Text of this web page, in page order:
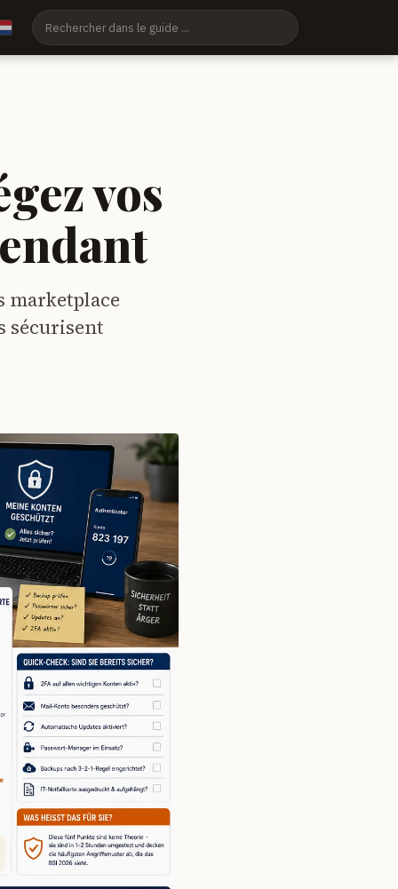
vos
marketplace
sécurisent